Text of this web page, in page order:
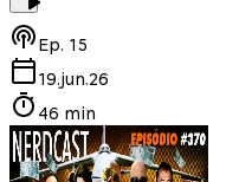
Ep. 15
19.jun.26
46 min